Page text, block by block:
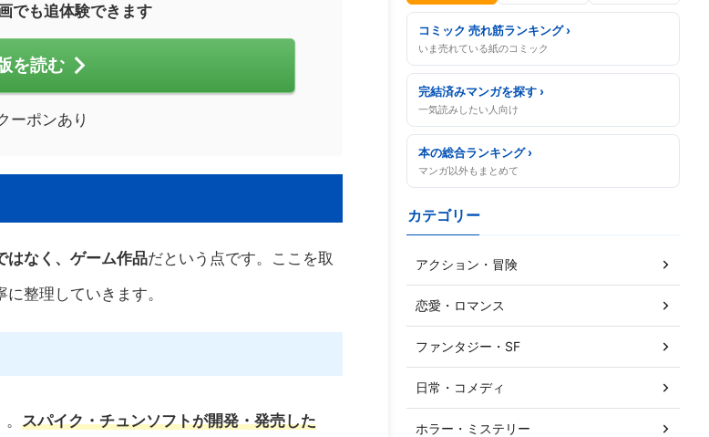
でも追体験できます
を読む
ーポンあり
はなく、ゲーム作品だという点です。ここを取
整理していきます。
スパイク・チュンソフトが開発・発売した
コミック 売れ筋ランキング ›
いま売れている紙のコミック
完結済みマンガを探す ›
一気読みしたい人向け
本の総合ランキング ›
マンガ以外もまとめて
カテゴリー
アクション・冒険
恋愛・ロマンス
ファンタジー・SF
日常・コメディ
ホラー・ミステリー